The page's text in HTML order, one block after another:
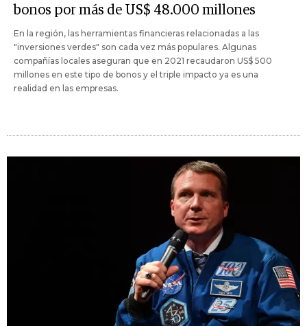
bonos por más de US$ 48.000 millones
En la región, las herramientas financieras relacionadas a las
"inversiones verdes" son cada vez más populares. Algunas
compañías locales aseguran que en 2021 recaudaron US$ 500
millones en este tipo de bonos y el triple impacto ya es una
realidad en las empresas.